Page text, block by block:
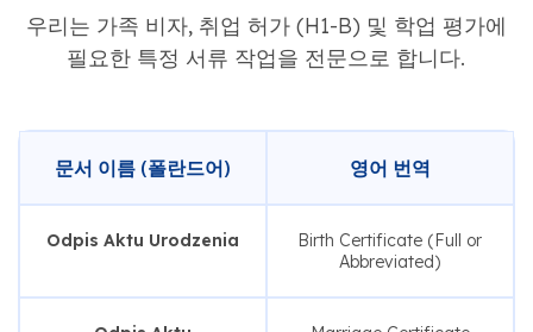
우리는 가족 비자, 취업 허가 (H1-B) 및 학업 평가에
필요한 특정 서류 작업을 전문으로 합니다.
문서 이름 (폴란드어) 영어 번역
Odpis Aktu Urodzenia
Birth Certificate (Full or
Abbreviated)